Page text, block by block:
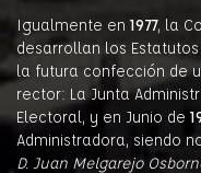
Igualmente en 1977, la
desarrollan los
la futura confección de
rector: La Junta
Electoral, y en Junio de
Administradora, siendo
D. Juan Melgarejo